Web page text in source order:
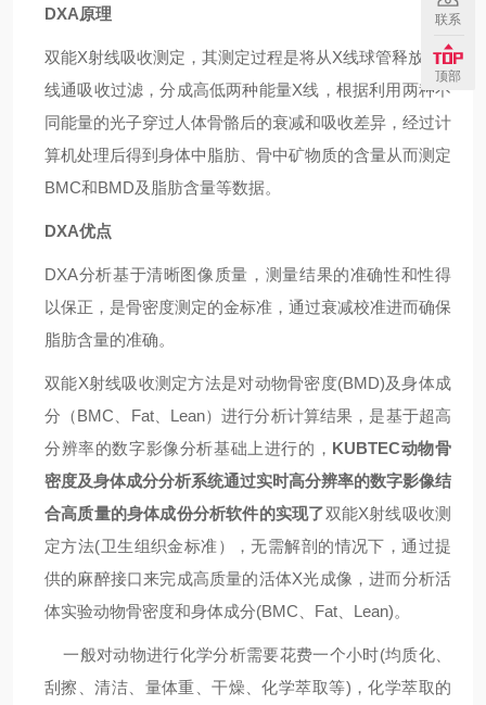
DXA原理
双能X射线吸收测定，其测定过程是将从X线球管释放的X
线通吸收过滤，分成高低两种能量X线，根据利用两种不
同能量的光子穿过人体骨骼后的衰减和吸收差异，经过计
算机处理后得到身体中脂肪、骨中矿物质的含量从而测定
BMC和BMD及脂肪含量等数据。
DXA优点
DXA分析基于清晰图像质量，测量结果的准确性和性得
以保正，是骨密度测定的金标准，通过衰减校准进而确保
脂肪含量的准确。
双能X射线吸收测定方法是对动物骨密度(BMD)及身体成
分（BMC、Fat、Lean）进行分析计算结果，是基于超高
分辨率的数字影像分析基础上进行的， KUBTEC动物骨
密度及身体成分分析系统通过实时高分辨率的数字影像结
合高质量的身体成份分析软件的实现了双能X射线吸收测
定方法(卫生组织金标准），无需解剖的情况下，通过提
供的麻醉接口来完成高质量的活体X光成像，进而分析活
体实验动物骨密度和身体成分(BMC、Fat、Lean)。
一般对动物进行化学分析需要花费一个小时(均质化、
刮擦、清洁、量体重、干燥、化学萃取等)，化学萃取的
联系
顶部